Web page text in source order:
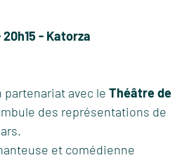
- Katorza
partenariat avec le Théâtre de
des représentations de
et comédienne